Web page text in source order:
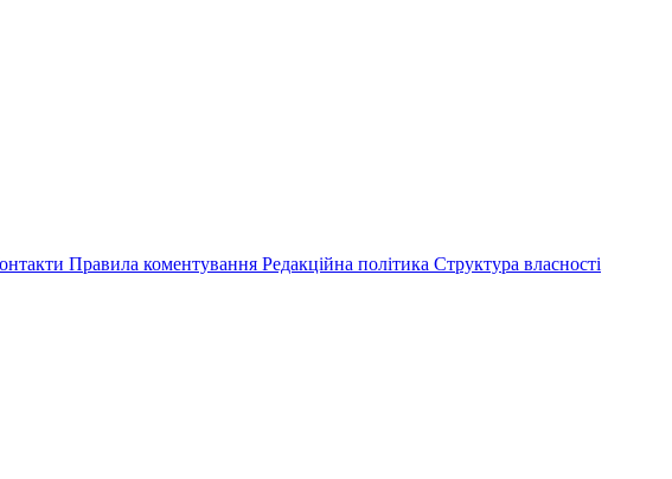
Правила коментування Редакційна політика Структура власності